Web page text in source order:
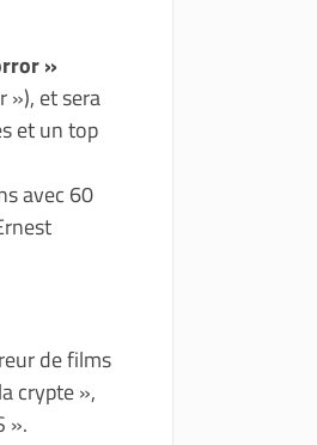
»
»), et sera
et un top
avec 60
de films
crypte »,
».